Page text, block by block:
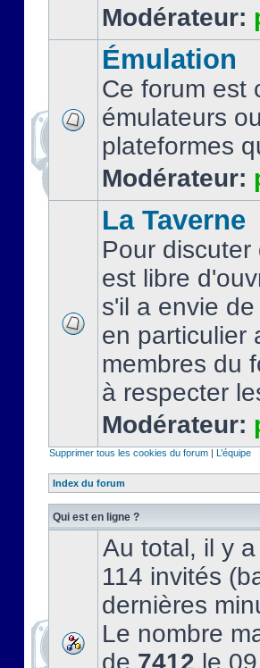
Modérateur:
Émulation
Ce forum est
émulateurs
plateformes
Modérateur:
La Taverne
Pour
est libre
s'il a envie
en particulier
membres du
à respecter
Modérateur:
Supprimer tous les cookies du forum | L’équipe
Index du forum
Qui est en ligne ?
Au total, il y a
114 invités
dernières
Le nombre
de 7412 le